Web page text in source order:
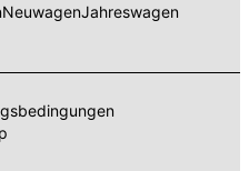
NeuwagenJahreswagen